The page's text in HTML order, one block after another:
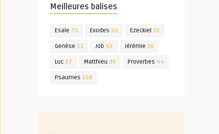
Meilleures balises
Esaïe 75 Exodes 41 Ezeckiel 51
Genèse 52 Job 42 Jérémie 56
Luc 37 Matthieu 39 Proverbes 44
Psaumes 158